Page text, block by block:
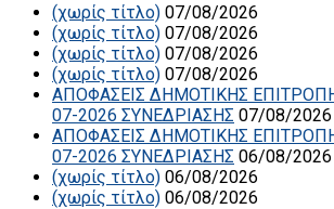
(χωρίς τίτλο) 07/08/2026
(χωρίς τίτλο) 07/08/2026
(χωρίς τίτλο) 07/08/2026
(χωρίς τίτλο) 07/08/2026
ΑΠΟΦΑΣΕΙΣ ΔΗΜΟΤΙΚΗΣ
07-2026 ΣΥΝΕΔΡΙΑΣΗΣ 07/08/2026
ΑΠΟΦΑΣΕΙΣ ΔΗΜΟΤΙΚΗΣ
07-2026 ΣΥΝΕΔΡΙΑΣΗΣ 06/08/2026
(χωρίς τίτλο) 06/08/2026
(χωρίς τίτλο) 06/08/2026